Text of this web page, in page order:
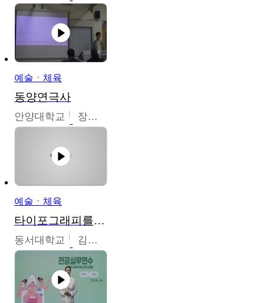
예술ㆍ체육
동양연극사
안양대학교 장영수
예술ㆍ체육
타이포그래피를 배워봅시다.
동서대학교 김경원